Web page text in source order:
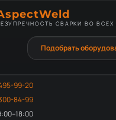
СВАРКИ ВО ВСЕХ
99-20
84-99
Подобрать